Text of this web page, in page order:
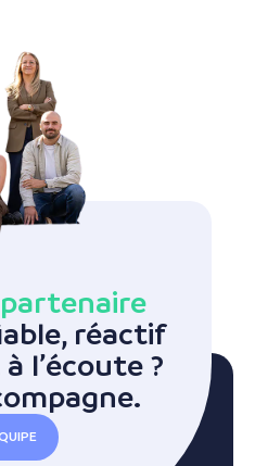
partenaire
réactif
l’écoute ?